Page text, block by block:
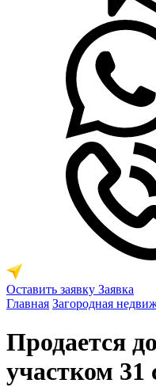
Оставить заявку Заявка
Главная Загородная
Продается
участком 31